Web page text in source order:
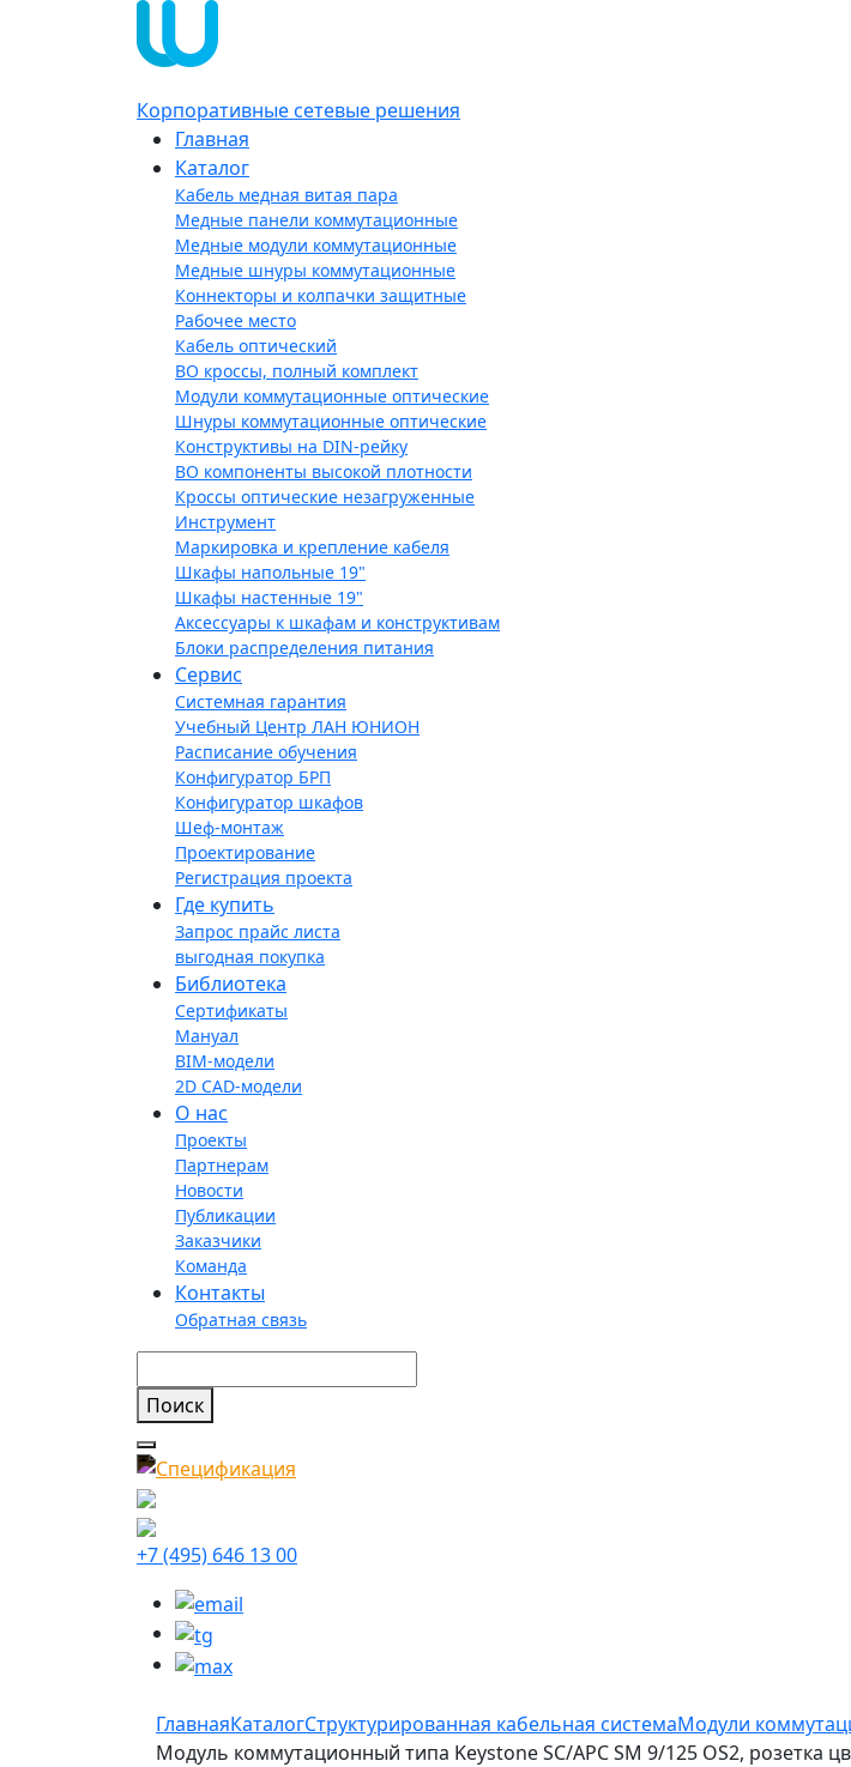
Корпоративные сетевые решения
Главная
Каталог
Кабель медная витая пара
Медные панели коммутационные
Медные модули коммутационные
Медные шнуры коммутационные
Коннекторы и колпачки защитные
Рабочее место
Кабель оптический
ВО кроссы, полный комплект
Модули коммутационные оптические
Шнуры коммутационные оптические
Конструктивы на DIN-рейку
ВО компоненты высокой плотности
Кроссы оптические незагруженные
Инструмент
Маркировка и крепление кабеля
Шкафы напольные 19"
Шкафы настенные 19"
Аксессуары к шкафам и конструктивам
Блоки распределения питания
Сервис
Системная гарантия
Учебный Центр ЛАН ЮНИОН
Расписание обучения
Конфигуратор БРП
Конфигуратор шкафов
Шеф-монтаж
Проектирование
Регистрация проекта
Где купить
Запрос прайс листа
выгодная покупка
Библиотека
Сертификаты
Мануал
BIM-модели
2D CAD-модели
О нас
Проекты
Партнерам
Новости
Публикации
Заказчики
Команда
Контакты
Обратная связь
+7 (495) 646 13 00
ГлавнаяКаталогСтруктурированная кабельная системаМодули
Модуль коммутационный типа Keystone SC/APC SM 9/125 OS2, розетка